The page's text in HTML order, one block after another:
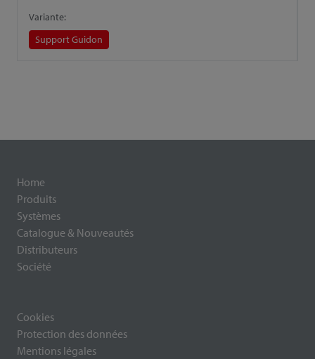
Variante:
Support Guidon
Home
Produits
Systèmes
Catalogue & Nouveautés
Distributeurs
Société
Cookies
Protection des données
Mentions légales